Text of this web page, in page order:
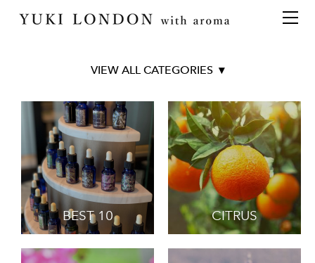
■オリジナル商品
Aroma Spray
Original Aroma Oil
Aroma Balm
BRANCH AVENUE
Art series collection
■天然精油56種
BEST 10 CITRUS
最新情報
出張アロマ空間
アロマセレモニー《ゲスト参加型演出》
aroma bar【完全会員制】
アロマ空間無料体験お申込みフォーム
会社概要
代表の想い
ONLINE SHOP
香りの定期便
オリジナル商品
精油56種
グッズ基材
名入れギフト
特別なギフトセレクション
アロマコラム